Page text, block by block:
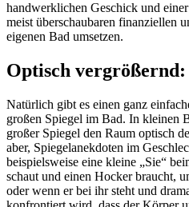
handwerklichen Geschick und
meist überschaubaren finanziellen
eigenen Bad umsetzen.
Optisch
Natürlich gibt es einen ganz
großen Spiegel im Bad. In kleinen
großer Spiegel den Raum optisch
aber, Spiegelanekdoten im
beispielsweise eine kleine „Sie“
schaut und einen Hocker braucht,
oder wenn er bei ihr steht und